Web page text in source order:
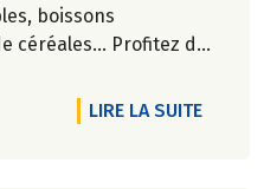
boissons
céréales... Profitez de
LIRE LA SUITEDE